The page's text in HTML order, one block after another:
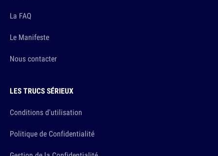
La FAQ
Le Manifeste
Nous contacter
LES TRUCS SÉRIEUX
Conditions d'utilisation
Politique de Confidentialité